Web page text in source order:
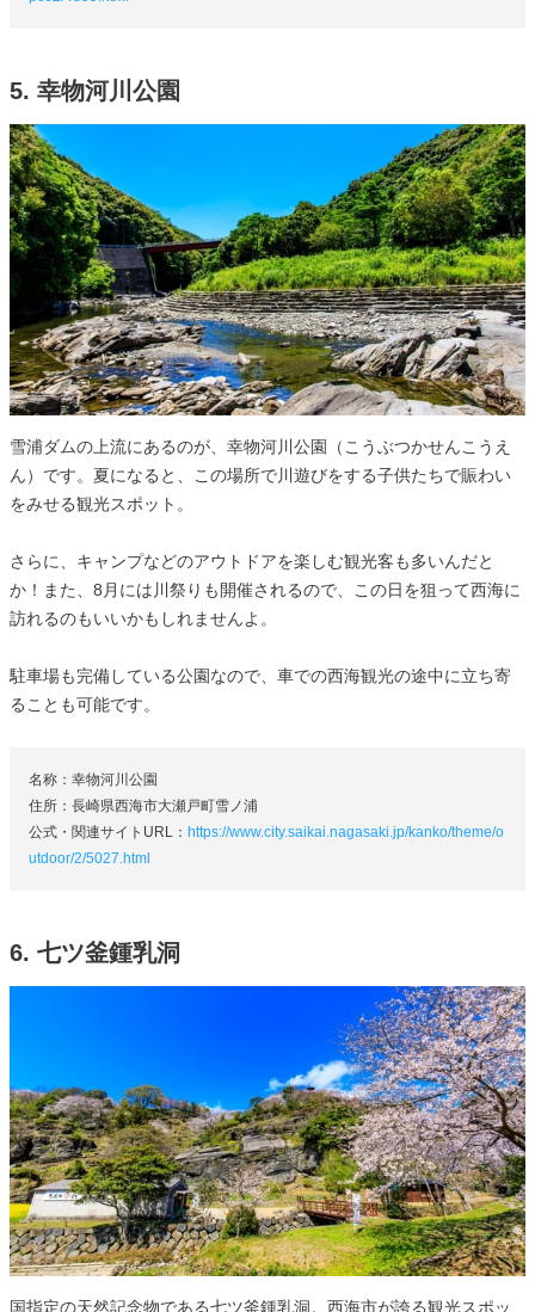
5. 幸物河川公園
雪浦ダムの上流にあるのが、幸物河川公園（こうぶつかせんこうえ
ん）です。夏になると、この場所で川遊びをする子供たちで賑わい
をみせる観光スポット。
さらに、キャンプなどのアウトドアを楽しむ観光客も多いんだと
か！また、8月には川祭りも開催されるので、この日を狙って西海に
訪れるのもいいかもしれませんよ。
駐車場も完備している公園なので、車での西海観光の途中に立ち寄
ることも可能です。
名称：幸物河川公園
住所：長崎県西海市大瀬戸町雪ノ浦
公式・関連サイトURL： https://www.city.saikai.nagasaki.jp/kanko/theme/o
utdoor/2/5027.html
6. 七ツ釜鍾乳洞
国指定の天然記念物である七ツ釜鍾乳洞。西海市が誇る観光スポッ